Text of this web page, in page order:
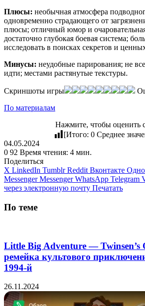
Плюсы: необычная атмосфера
одновременно страдающего от
плюсы; отличный юмор и
достаточно глубокая боевая система;
исследовать в поисках секретов и
Минусы: неудобные парирования; не
идти; местами растянутые текстуры.
Скриншоты игры
По материалам
Нажмите, чтобы оценить
[Итого: 0 Среднее
04.05.2024
0 92 Время чтения: 4 мин.
Поделиться
X LinkedIn Tumblr Reddit Вконтакте
Messenger Messenger WhatsApp Telegram
через электронную почту Печатать
По теме
Little Big Adventure — Twinsen’s
ремейка культового
1994-й
26.11.2024